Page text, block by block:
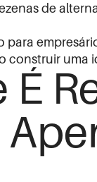
de
para
construir uma
É